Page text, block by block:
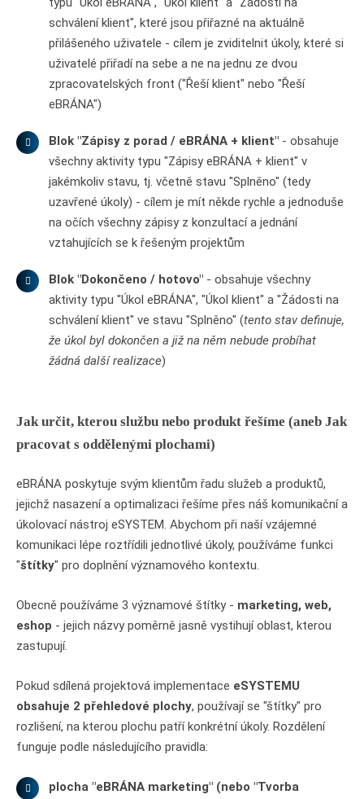
schválení klient", které jsou přiřazné na aktuálně
přilášeného uživatele - cílem je zviditelnit úkoly, které si
uživatelé přiřadí na sebe a ne na jednu ze dvou
zpracovatelských front ("Řeší klient" nebo "Řeší
eBRÁNA")
Blok "Zápisy z porad / eBRÁNA + klient" - obsahuje
všechny aktivity typu "Zápisy eBRÁNA + klient" v
jakémkoliv stavu, tj. včetně stavu "Splněno" (tedy
uzavřené úkoly) - cílem je mít někde rychle a jednoduše
na očích všechny zápisy z konzultací a jednání
vztahujících se k řešeným projektům
Blok "Dokončeno / hotovo" - obsahuje všechny
aktivity typu "Úkol eBRÁNA", "Úkol klient" a "Žádosti na
schválení klient" ve stavu "Splněno" (tento stav definuje,
že úkol byl dokončen a již na něm nebude probíhat
žádná další realizace)
Jak určit, kterou službu nebo produkt řešíme (aneb Jak
pracovat s oddělenými plochami)
eBRÁNA poskytuje svým klientům řadu služeb a produktů,
jejichž nasazení a optimalizaci řešíme přes náš komunikační a
úkolovací nástroj eSYSTEM. Abychom při naší vzájemné
komunikaci lépe roztřídili jednotlivé úkoly, používáme funkci
"štítky" pro doplnění významového kontextu.
Obecně používáme 3 významové štítky - marketing, web,
eshop - jejich názvy poměrně jasně vystihují oblast, kterou
zastupují.
Pokud sdílená projektová implementace eSYSTEMU
obsahuje 2 přehledové plochy, používají se "štítky" pro
rozlišení, na kterou plochu patří konkrétní úkoly. Rozdělení
funguje podle následujícího pravidla:
plocha "eBRÁNA marketing" (nebo "Tvorba